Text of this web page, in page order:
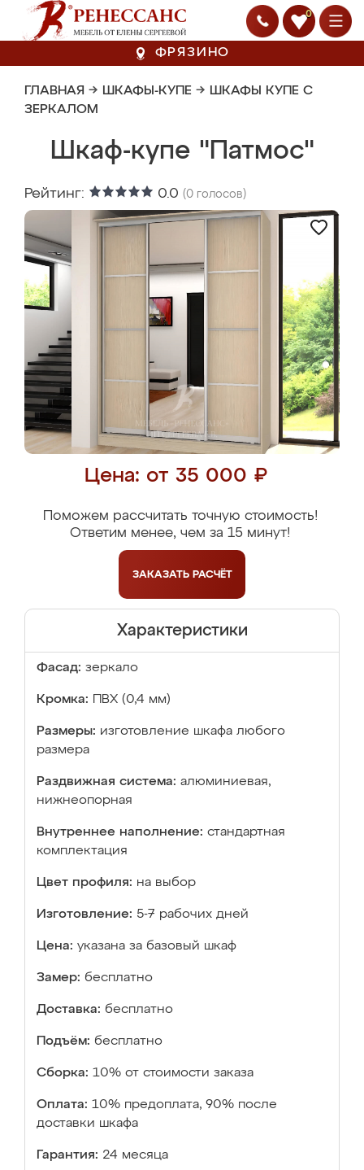
0
ФРЯЗИНО
ГЛАВНАЯ → ШКАФЫ-КУПЕ → ШКАФЫ КУПЕ С
ЗЕРКАЛОМ
Шкаф-купе "Патмос"
Рейтинг: 0.0 (0 голосов)
Цена: от 35 000 ₽
Поможем рассчитать точную стоимость!
Ответим менее, чем за 15 минут!
ЗАКАЗАТЬ РАСЧЁТ
Характеристики
Фасад: зеркало
Кромка: ПВХ (0,4 мм)
Размеры: изготовление шкафа любого
размера
Раздвижная система: алюминиевая,
нижнеопорная
Внутреннее наполнение: стандартная
комплектация
Цвет профиля: на выбор
Изготовление: 5-7 рабочих дней
Цена: указана за базовый шкаф
Замер: бесплатно
Доставка: бесплатно
Подъём: бесплатно
Сборка: 10% от стоимости заказа
Оплата: 10% предоплата, 90% после
доставки шкафа
Гарантия: 24 месяца